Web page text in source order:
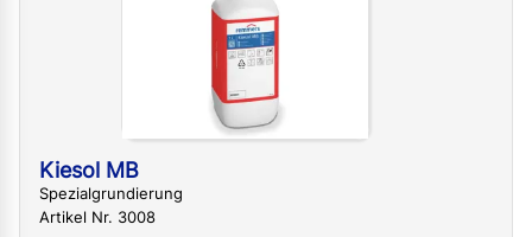
Kiesol MB
Spezialgrundierung
Artikel Nr. 3008